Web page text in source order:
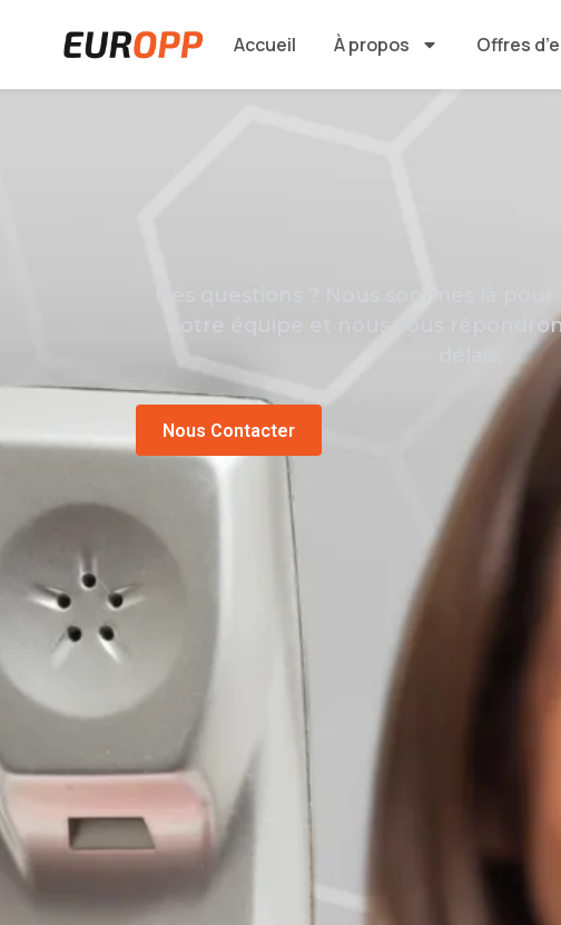
Accueil À propos Offres
Des questions ? Nous sommes là
notre équipe et nous vous
Nous Contacter